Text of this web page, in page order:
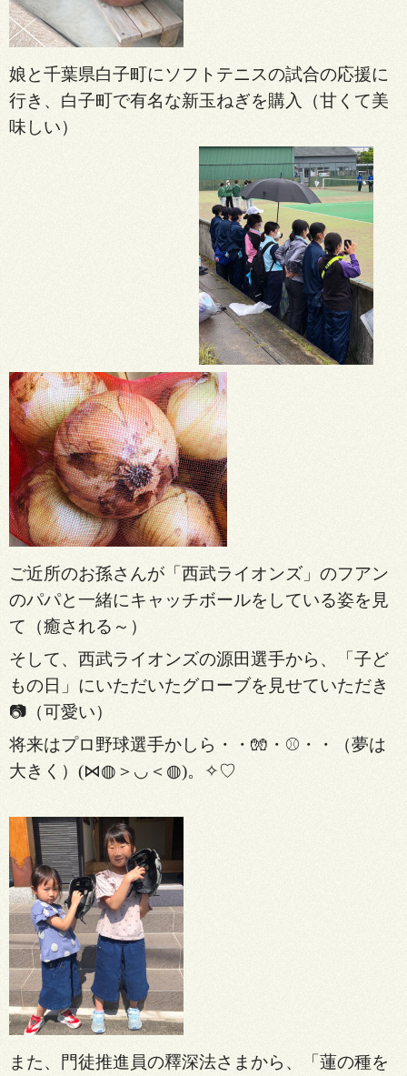
娘と千葉県白子町にソフトテニスの試合の応援に
行き、白子町で有名な新玉ねぎを購入（甘くて美
味しい）
ご近所のお孫さんが「西武ライオンズ」のフアン
のパパと一緒にキャッチボールをしている姿を見
て（癒される～）
そして、西武ライオンズの源田選手から、「子ど
もの日」にいただいたグローブを見せていただき
📷（可愛い）
将来はプロ野球選手かしら・・🧤・⚾・・（夢は
大きく）(⋈◍＞◡＜◍)。✧♡
また、門徒推進員の釋深法さまから、「蓮の種を